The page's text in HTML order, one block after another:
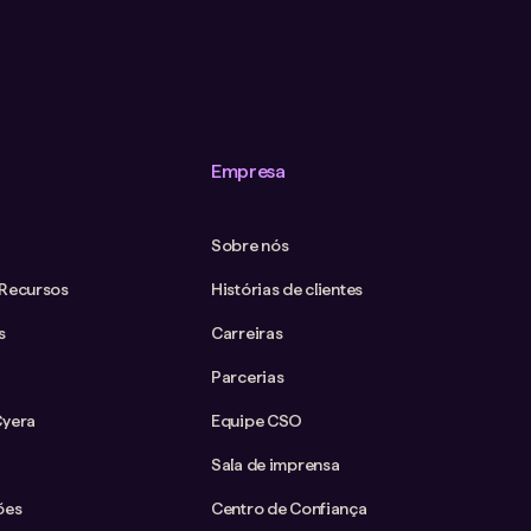
Empresa
Sobre nós
Histórias de clientes
Carreiras
Parcerias
Equipe CSO
Sala de imprensa
Centro de Confiança